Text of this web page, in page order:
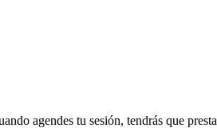
agendes tu sesión, tendrás que